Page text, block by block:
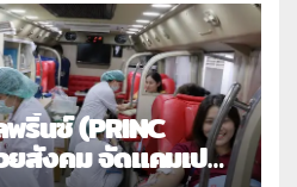
ริ้นซ์ (PRINC
ยสังคม จัดแคมเปญ